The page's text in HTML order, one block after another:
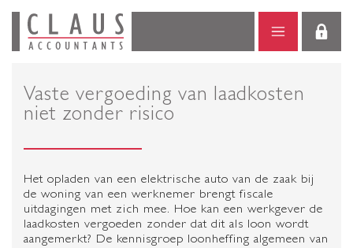
Vaste vergoeding van laadkosten
niet zonder risico
Het opladen van een elektrische auto van de zaak bij
de woning van een werknemer brengt fiscale
uitdagingen met zich mee. Hoe kan een werkgever de
laadkosten vergoeden zonder dat dit als loon wordt
aangemerkt? De kennisgroep loonheffing algemeen van